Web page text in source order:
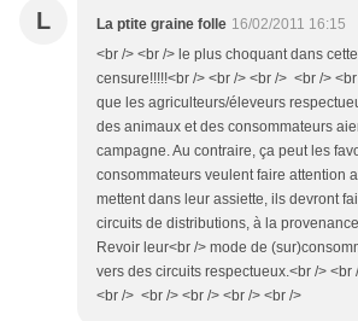
L La ptite graine folle 16/02/2011 16:15
<br /> <br /> le plus choquant dans
censure!!!!!<br /> <br /> <br /> <br />
que les agriculteurs/éleveurs
des animaux et des consommateurs
campagne. Au contraire, ça peut les
consommateurs veulent faire attention
mettent dans leur assiette, ils devront
circuits de distributions, à la
Revoir leur<br /> mode de
vers des circuits respectueux.<br /> <br
<br /> <br /> <br /> <br /> <br />